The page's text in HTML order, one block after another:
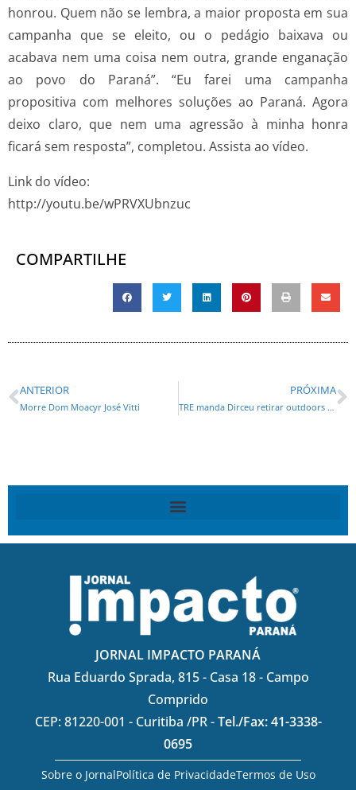
honrou. Quem não se lembra, a maior proposta em sua
campanha que se eleito, ou o pedágio baixava ou
acabava nem uma coisa nem outra, grande enganação
ao povo do Paraná”. “Eu farei uma campanha
propositiva com melhores soluções ao Paraná. Agora
deixo claro, que nem uma agressão à minha honra
ficará sem resposta”, completou. Assista ao vídeo.
Link do vídeo:
http://youtu.be/wPRVXUbnzuc
COMPARTILHE
ANTERIOR
Morre Dom Moacyr José Vitti
PRÓXIMA
TRE manda Dirceu retirar outdoors em Umuarama
JORNAL IMPACTO PARANÁ
Rua Eduardo Sprada, 815 - Casa 18 - Campo
Comprido
CEP: 81220-001 - Curitiba /PR -Tel./Fax: 41-3338-
0695
Sobre o JornalPolítica de PrivacidadeTermos de Uso